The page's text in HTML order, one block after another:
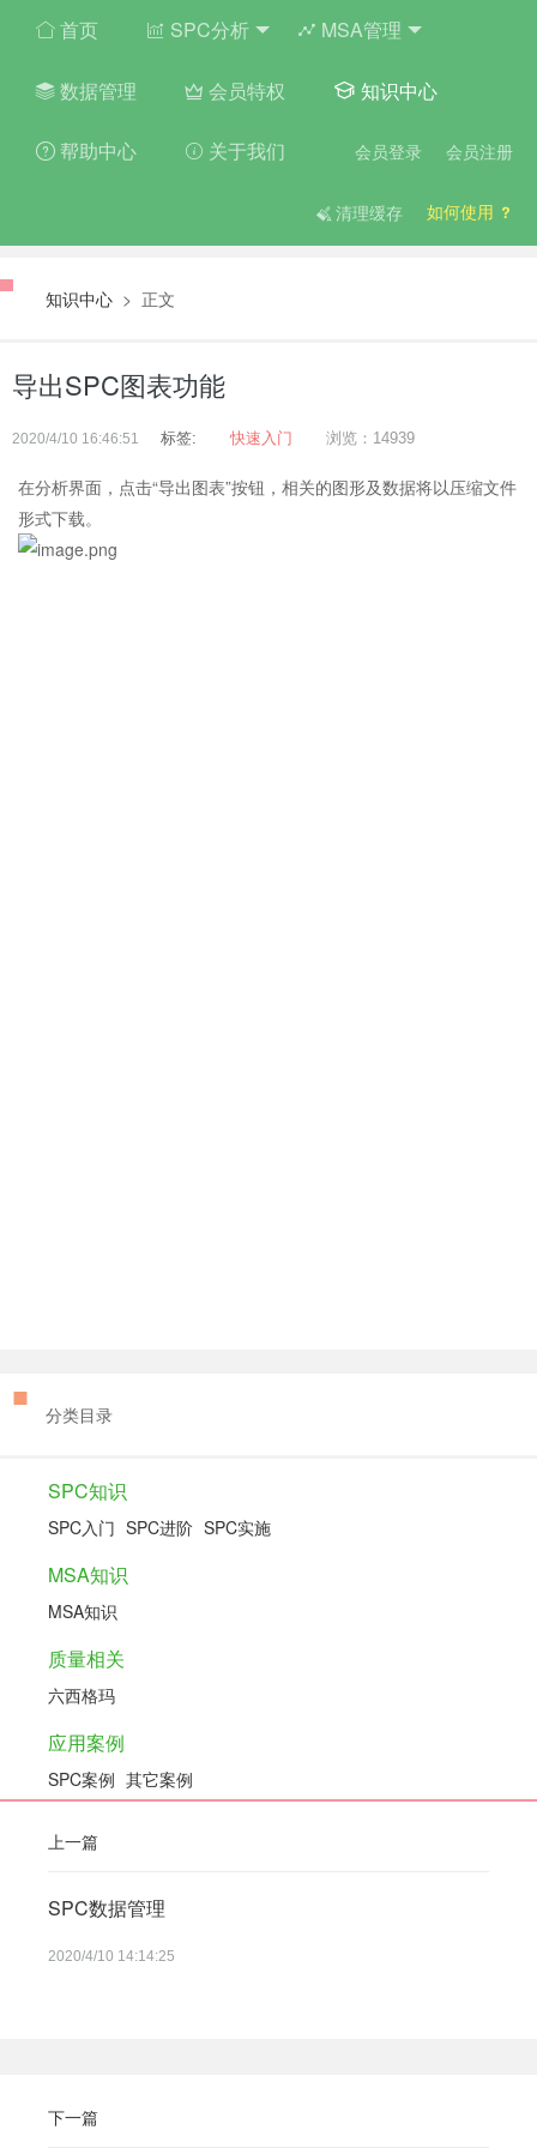
首页 SPC分析 MSA管理
数据管理 会员特权 知识中心
帮助中心 关于我们 会员注册
会员登录
如何使用
清理缓存
知识中心 > 正文
导出SPC图表功能
2020/4/10 16:46:51 标签: 快速入门 浏览：14939
在分析界面，点击“导出图表”按钮，相关的图形及数据将以压缩文件
形式下载。
分类目录
SPC知识
SPC入门 SPC进阶 SPC实施
MSA知识
MSA知识
质量相关
六西格玛
应用案例
SPC案例 其它案例
上一篇
SPC数据管理
2020/4/10 14:14:25
下一篇